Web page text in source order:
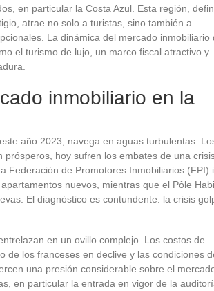
en particular la Costa Azul. Esta región,
atrae no solo a turistas, sino también a
La dinámica del mercado inmobiliario
el turismo de lujo, un marco fiscal atractivo y
inmobiliario en la
año 2023, navega en aguas turbulentas.
hoy sufren los embates de una
Federación de Promotores Inmobiliarios (FPI)
nuevos, mientras que el Pôle
El diagnóstico es contundente: la crisis
en un ovillo complejo. Los costos de
de los franceses en declive y las condiciones
una presión considerable sobre el
en particular la entrada en vigor de la